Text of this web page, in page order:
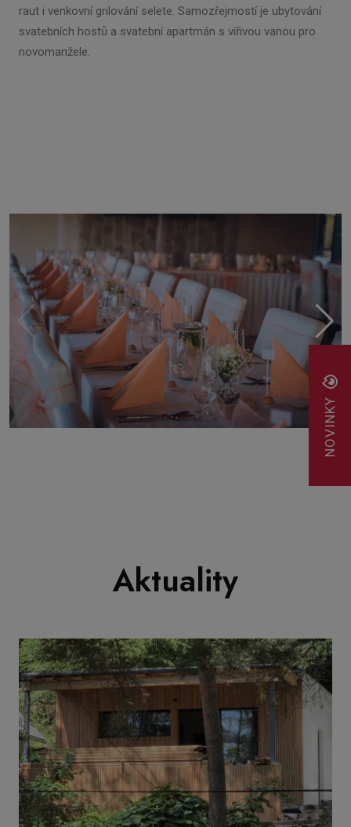
raut i venkovní grilování selete. Samozřejmostí je ubytování
svatebních hostů a svatební apartmán s vířivou vanou pro
novomanžele.
Aktuality
NOVINKY